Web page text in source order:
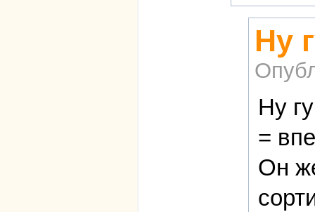
Ну
Ну
=
Он